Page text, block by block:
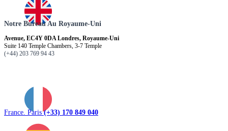
Notre Bureau Au Royaume-Uni
Avenue, EC4Y 0DA Londres, Royaume-Uni
Suite 140 Temple Chambers, 3-7 Temple
(+44) 203 769 94 43
France. Paris(+33) 170 849 040